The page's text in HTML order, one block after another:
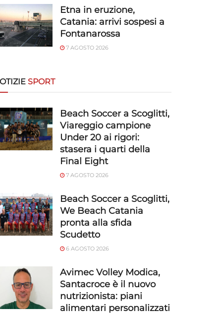
Etna in eruzione,
Catania: arrivi sospesi a
Fontanarossa
7 AGOSTO 2026
SPORT
Beach Soccer a Scoglitti,
Viareggio campione
Under 20 ai rigori:
stasera i quarti della
Final Eight
7 AGOSTO 2026
Beach Soccer a Scoglitti,
We Beach Catania
pronta alla sfida
Scudetto
6 AGOSTO 2026
Avimec Volley Modica,
Santacroce è il nuovo
nutrizionista: piani
alimentari personalizzati